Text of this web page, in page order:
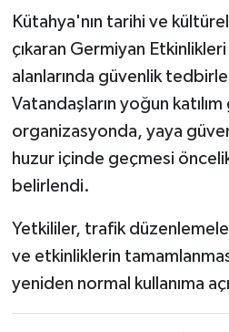
Kütahya'nın tarihi ve kültürel
çıkaran Germiyan
alanlarında güvenlik
Vatandaşların yoğun
organizasyonda, yaya
huzur içinde geçmesi
belirlendi.
Yetkililer, trafik
ve etkinliklerin
yeniden normal kullanıma